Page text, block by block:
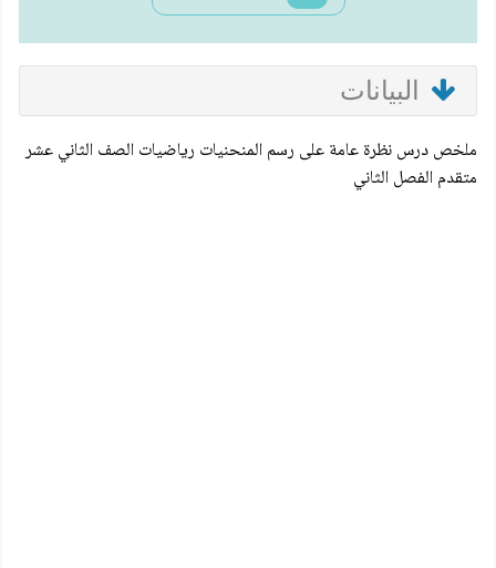
البيانات
ملخص درس نظرة عامة على رسم المنحنيات رياضيات الصف الثاني عشر
متقدم الفصل الثاني